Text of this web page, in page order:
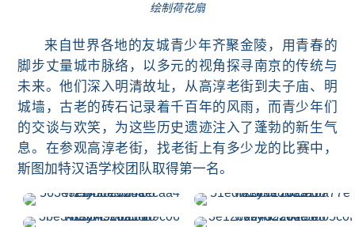
绘制荷花扇
来自世界各地的友城青少年齐聚金陵，用青春的
脚步丈量城市脉络，以多元的视角探寻南京的传统与
未来。他们深入明清故址，从高淳老街到夫子庙、明
城墙，古老的砖石记录着千百年的风雨，而青少年们
的交谈与欢笑，为这些历史遗迹注入了蓬勃的新生气
息。在参观高淳老街，找老街上有多少龙的比赛中，
斯图加特汉语学校团队取得第一名。